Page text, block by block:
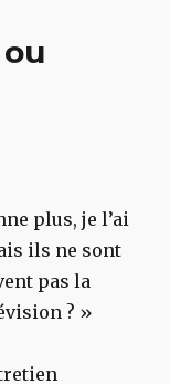
plus, je l’ai
ils ne sont
pas la
? »